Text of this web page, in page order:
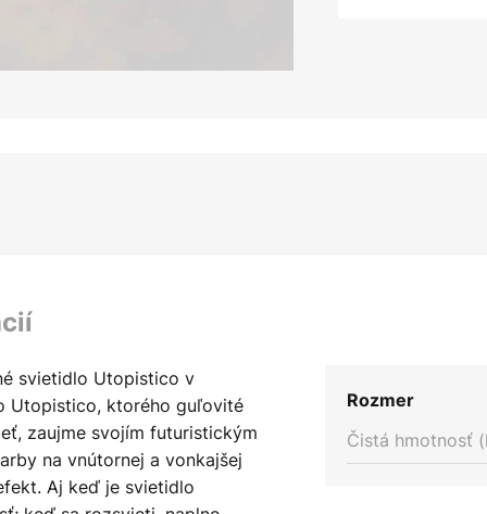
svietidlo Utopistico v
Utopistico, ktorého guľovité
zaujme svojím futuristickým
na vnútornej a vonkajšej
Aj keď je svietidlo
Rozmer
Čistá hmotnosť